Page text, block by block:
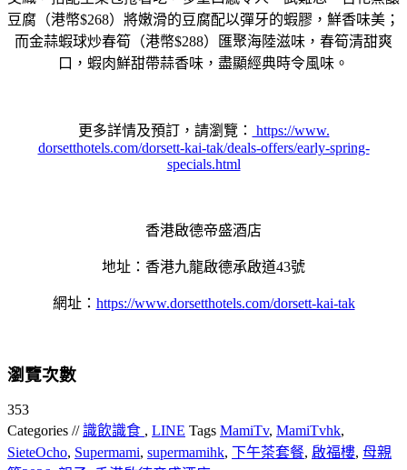
豆腐（港幣$268） 將嫩滑的豆腐配以彈牙的蝦膠，鮮香味美；
而金蒜蝦球炒春筍（港幣$288）匯聚海陸滋味，春筍清甜爽
口，蝦肉鮮甜帶蒜香味， 盡顯經典時令風味。
更多詳情及預訂，請瀏覽： https://www.
dorsetthotels.com/dorsett-kai-tak/deals-offers/early-spring-
specials.html
香港啟德帝盛酒店
地址：香港九龍啟德承啟道43號
網址： https://www.dorsetthotels.com/dorsett-kai-tak
瀏覽次數
353
Categories //識飲識食 , LINE Tags MamiTv, MamiTvhk,
SieteOcho, Supermami, supermamihk, 下午茶套餐, 啟福樓, 母親